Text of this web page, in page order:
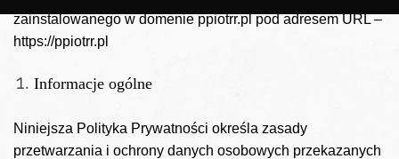
zainstalowanego w domenie ppiotrr.pl pod adresem URL –
https://ppiotrr.pl
Informacje ogólne
Niniejsza Polityka Prywatności określa zasady
przetwarzania i ochrony danych osobowych przekazanych